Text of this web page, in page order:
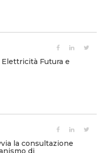
Futura e
la consultazione
di